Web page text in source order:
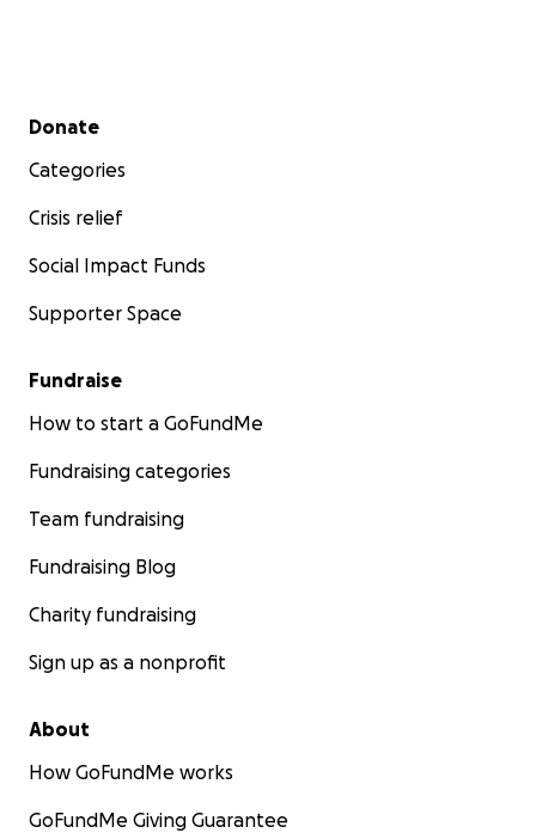
Secondary menu
Donate
Categories
Crisis relief
Social Impact Funds
Supporter Space
Fundraise
How to start a GoFundMe
Fundraising categories
Team fundraising
Fundraising Blog
Charity fundraising
Sign up as a nonprofit
About
How GoFundMe works
GoFundMe Giving Guarantee